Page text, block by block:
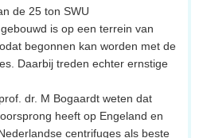
de 25 ton SWU
is op een terrein van
begonnen kan worden met de
Daarbij treden echter ernstige
dr. M Bogaardt weten dat
heeft op Engeland en
centrifuges als beste